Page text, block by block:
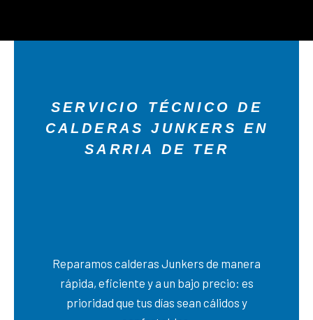
SERVICIO TÉCNICO DE
CALDERAS JUNKERS EN
SARRIA DE TER
Reparamos calderas Junkers de manera
rápida, eficiente y a un bajo precio: es
prioridad que tus días sean cálidos y